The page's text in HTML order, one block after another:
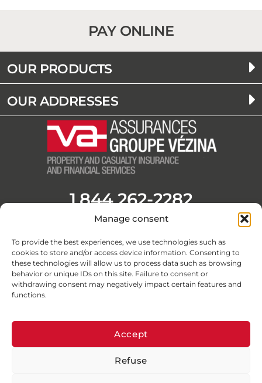
Manage consent
To provide the best experiences, we use technologies such as
cookies to store and/or access device information. Consenting to
these technologies will allow us to process data such as browsing
behavior or unique IDs on this site. Failure to consent or
withdrawing consent may negatively impact certain features and
functions.
Accept
Refuse
PAY ONLINE
OUR PRODUCTS
OUR ADDRESSES
1 844 262-2282
Opening Hours
F
a
c
e
o
k
L
i
n
k
d
i
n
-
Y
o
u
t
b
e
I
n
s
t
g
a